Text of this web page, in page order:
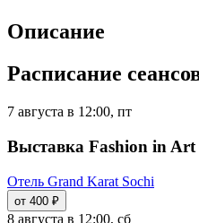
Описание
Расписание
7 августа в 12:00, пт
Выставка Fashion in
Отель Grand Karat Sochi
от 400 ₽
8 августа в 12:00, сб